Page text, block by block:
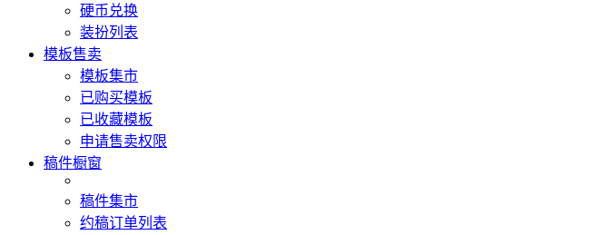
硬币兑换
装扮列表
模板售卖
模板集市
已购买模板
已收藏模板
申请售卖权限
稿件橱窗
稿件集市
约稿订单列表